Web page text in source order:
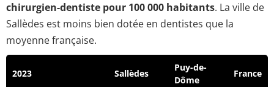
chirurgien-dentiste pour 100 000 habitants. La ville de
Sallèdes est moins bien dotée en dentistes que la
moyenne française.
2023 Sallèdes
Puy-de-
Dôme
France